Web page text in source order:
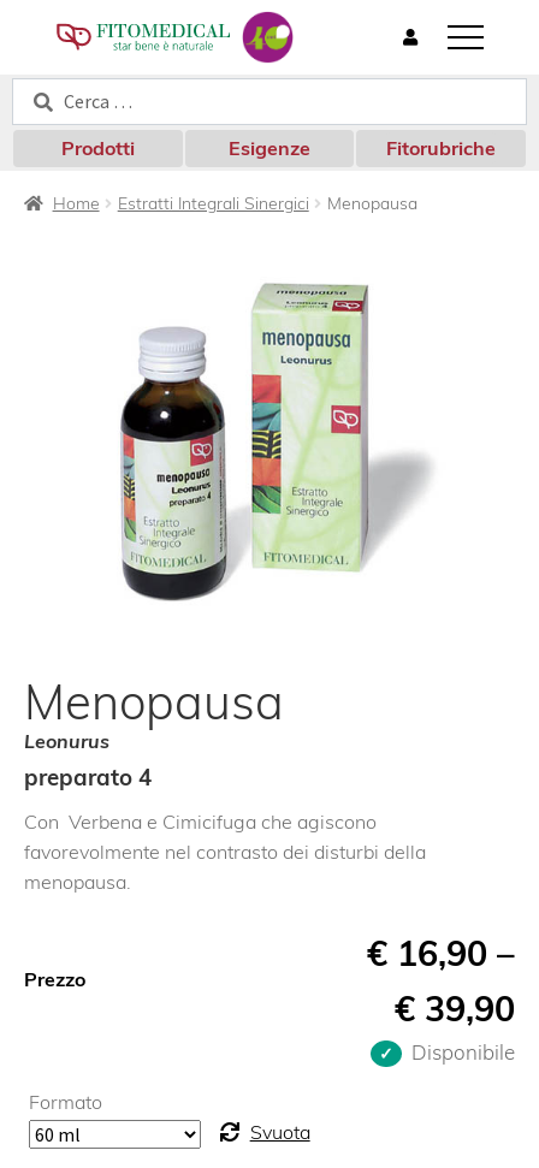
T
o
g
l
e
Cerca:
Cerca
Prodotti Esigenze Fitorubriche
Home Estratti Integrali Sinergici Menopausa
Menopausa
Leonurus
preparato 4
Con Verbena e Cimicifuga che agiscono
favorevolmente nel contrasto dei disturbi della
menopausa.
Prezzo
€ 16,90 –
€ 39,90
Disponibile
Formato
Svuota